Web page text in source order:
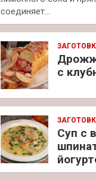
соединяет…
с
Суп с